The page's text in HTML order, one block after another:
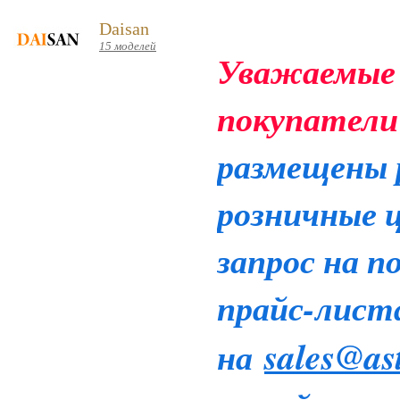
Daisan
15 моделей
размещены
розничные
запрос на
прайс-
на